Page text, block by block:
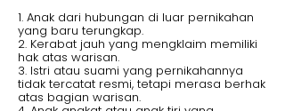
1. Anak dari hubungan di luar pernikahan
yang baru terungkap.
2. Kerabat jauh yang mengklaim memiliki
hak atas warisan.
3. Istri atau suami yang pernikahannya
tidak tercatat resmi, tetapi merasa berhak
atas bagian warisan.